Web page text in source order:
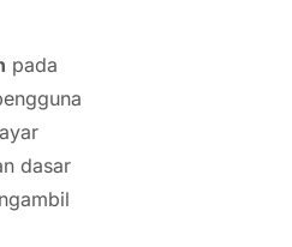
pada
dasar